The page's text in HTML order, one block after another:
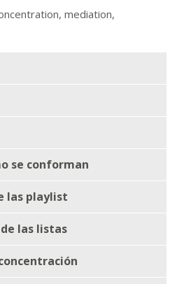
mediation,
se conforman
las playlist
las listas